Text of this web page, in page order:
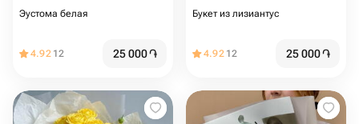
Эустома белая
4.92 12 25 000֏
Букет из лизиантус
4.92 12 25 000֏